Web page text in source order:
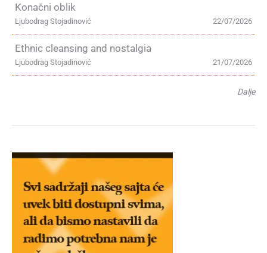
Konačni oblik
22/07/2026
Ljubodrag Stojadinović
Ethnic cleansing and nostalgia
21/07/2026
Ljubodrag Stojadinović
Dalje